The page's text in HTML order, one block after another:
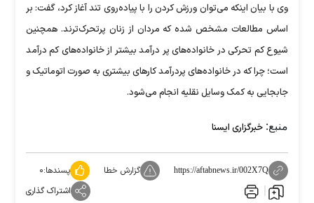
وی با بیان اینکه می‌توان ورزش کردن را با پیاده‌روی تند آغاز کرد، گفت: بر
اساس مطالعات مشخص شده که مردان از زنان پرتحرک‌ترند. همچنین
شیوع کم تحرکی در خانواده‌های پر درآمد بیشتر از خانواده‌های کم درآمد
است؛ چرا که در خانواده‌های پردرآمد کارهای بیشتری به صورت اتوماتیک و
جابجایی به کمک وسایل نقلیه انجام می‌شود.
منبع: خبرگزاری ایسنا
https://aftabnews.ir/002X7Q گزارش خطا پسندها:۰
اشتراک گذاری